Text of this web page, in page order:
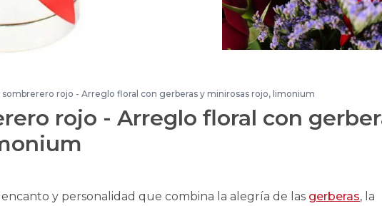
sombrerero rojo - Arreglo floral con gerberas y minirosas rojo, limonium
rojo - Arreglo floral con
encanto y personalidad que combina la alegría de las gerberas, la